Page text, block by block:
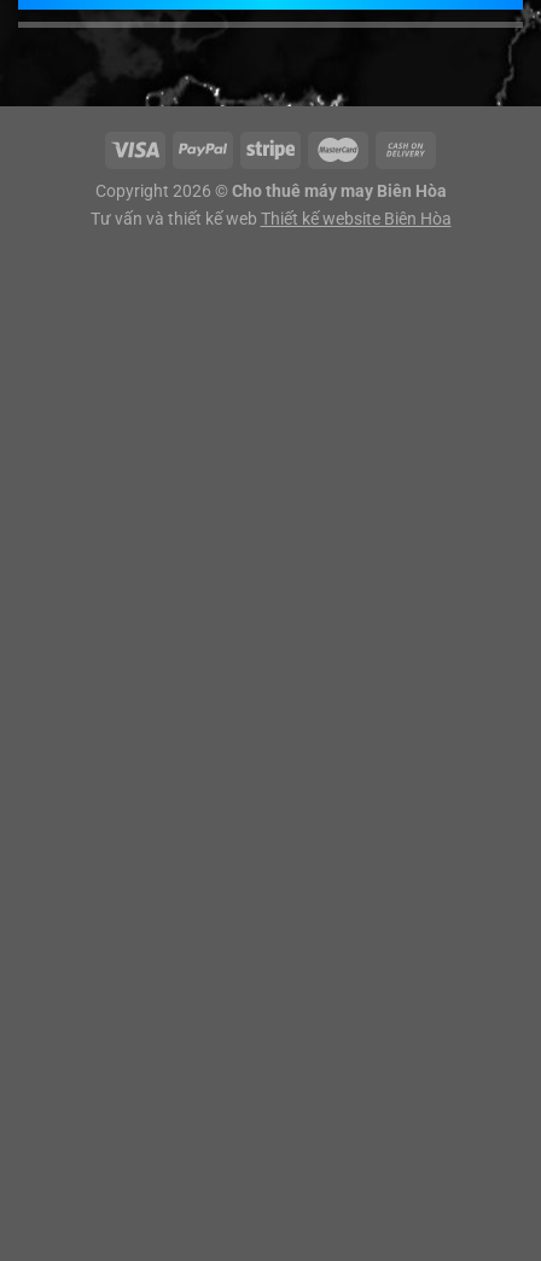
Copyright 2026 © Cho thuê máy may Biên Hòa
Tư vấn và thiết kế web Thiết kế website Biên Hòa